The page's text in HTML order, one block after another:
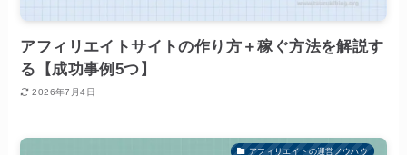
アフィリエイトサイトの作り方＋稼ぐ方法を解説す
る【成功事例5つ】
2026年7月4日
アフィリエイトの運営ノウハウ